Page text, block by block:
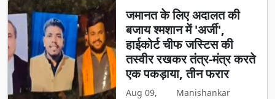
जमानत के लिए अदालत की
बजाय श्मशान में 'अर्जी',
हाईकोर्ट चीफ जस्टिस की
तस्वीर रखकर तंत्र-मंत्र करते
एक पकड़ाया, तीन फरार
Aug 09,
Manishankar